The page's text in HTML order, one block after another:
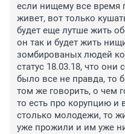
если нищему все время
живет, вот только
будет еще лутше жить
он так и будет жить
зомбированых людей
статус 18.03.18, что они
было все не правда, то
том же говорить, о чем
то есть про корупцию и
столько молодежи, то
уже прожили и им уже